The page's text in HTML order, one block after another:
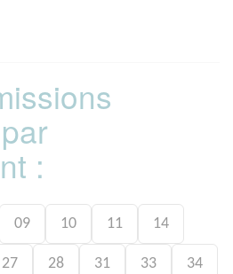
:
09 10 11 14
27 28 31 33 34